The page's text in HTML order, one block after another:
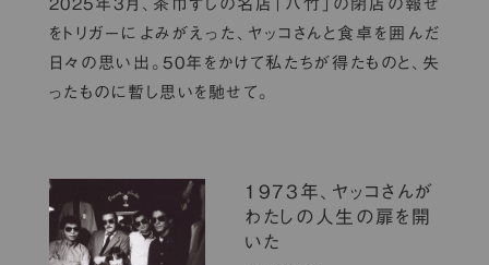
2025年3月、茶巾ずしの名店「八竹」の閉店の報せ
をトリガーによみがえった、ヤッコさんと食卓を囲んだ
日々の思い出。50年をかけて私たちが得たものと、失
ったものに暫し思いを馳せて。
1973年、ヤッコさんが
わたしの人生の扉を開
いた